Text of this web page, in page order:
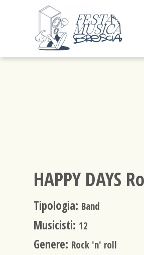
HAPPY DAYS
Tipologia: Band
Musicisti: 12
Genere: Rock 'n' roll